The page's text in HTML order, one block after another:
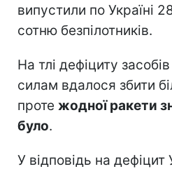
випустили по Україні
сотню безпілотників.
На тлі дефіциту
силам вдалося збити
проте жодної ракети
було.
У відповідь на дефіцит